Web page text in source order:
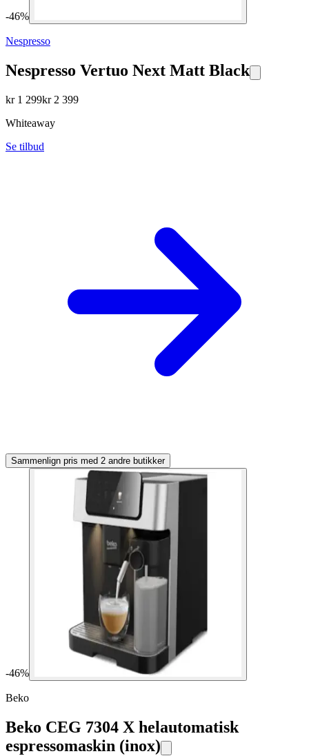
-46%
Nespresso
Nespresso Vertuo Next Matt Black
kr 1 299kr 2 399
Whiteaway
Se tilbud
Sammenlign pris med 2 andre butikker
-46%
Beko
Beko CEG 7304 X helautomatisk
espressomaskin (inox)